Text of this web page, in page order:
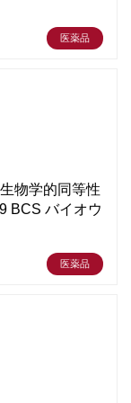
医薬品
物学的同等性
BCS バイオウ
医薬品